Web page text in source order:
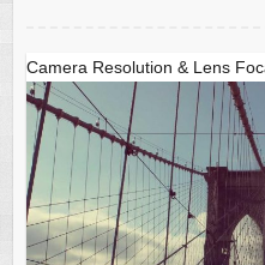
Camera Resolution & Lens